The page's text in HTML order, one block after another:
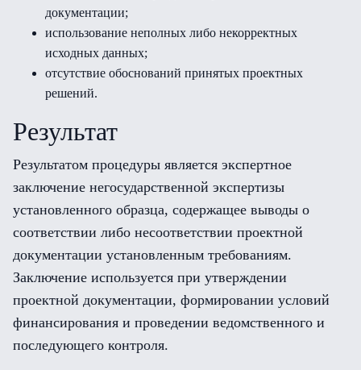
документации;
использование неполных либо некорректных
исходных данных;
отсутствие обоснований принятых проектных
решений.
Результат
Результатом процедуры является экспертное
заключение негосударственной экспертизы
установленного образца, содержащее выводы о
соответствии либо несоответствии проектной
документации установленным требованиям.
Заключение используется при утверждении
проектной документации, формировании условий
финансирования и проведении ведомственного и
последующего контроля.